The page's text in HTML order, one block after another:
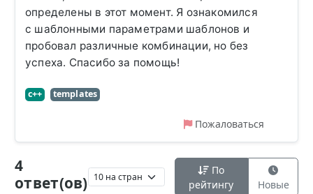
определены в этот момент. Я ознакомился
с шаблонными параметрами шаблонов и
пробовал различные комбинации, но без
успеха. Спасибо за помощь!
c++ templates
Пожаловаться
4
ответ(ов)
По
рейтингу
Новые